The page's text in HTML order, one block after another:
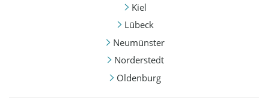
Kiel
Lübeck
Neumünster
Norderstedt
Oldenburg